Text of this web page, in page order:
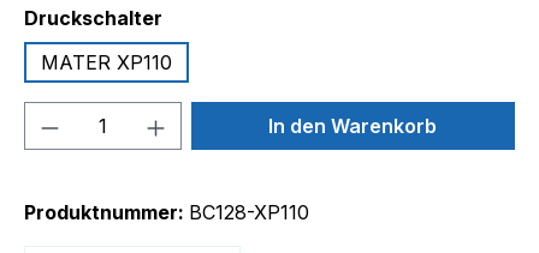
Druckschalter
MATER XP110
Produkt Anzahl: Gib denIn den Warenkorb
Produktnummer: BC128-XP110